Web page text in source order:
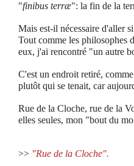
"finibus terræ": la fin de la
Mais est-il nécessaire d'aller
Tout comme les philosophes
eux, j'ai rencontré "un autre
C'est un endroit retiré,
plutôt qui se tenait, car
Rue de la Cloche, rue de la
elles seules, mon "bout du
>> "Rue de la Cloche".